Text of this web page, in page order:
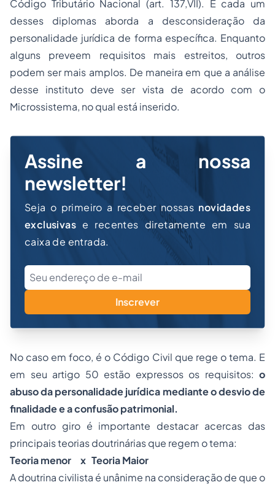
Código Tributário Nacional (art. 137,VII). E cada um
desses diplomas aborda a desconsideração da
personalidade jurídica de forma específica. Enquanto
alguns preveem requisitos mais estreitos, outros
podem ser mais amplos. De maneira em que a análise
desse instituto deve ser vista de acordo com o
Microssistema, no qual está inserido.
Assine a nossa
newsletter!
Seja o primeiro a receber nossas novidades
exclusivas e recentes diretamente em sua
caixa de entrada.
Inscrever
No caso em foco, é o Código Civil que rege o tema. E
em seu artigo 50 estão expressos os requisitos: o
abuso da personalidade jurídica mediante o desvio de
finalidade e a confusão patrimonial.
Em outro giro é importante destacar acercas das
principais teorias doutrinárias que regem o tema:
Teoria menor x Teoria Maior
A doutrina civilista é unânime na consideração de que o